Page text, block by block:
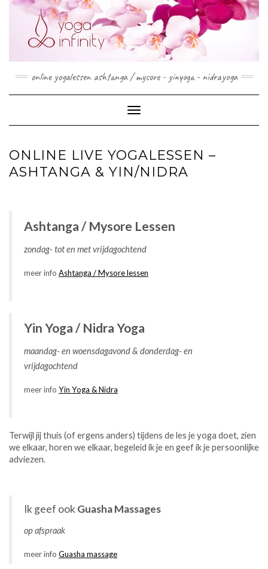
Doorgaan
online yogalessen ashtanga / mysore - yinyoga - nidrayoga
Toggle navigatie
ONLINE LIVE YOGALESSEN –
ASHTANGA & YIN/NIDRA
Ashtanga / Mysore Lessen
zondag- tot en met vrijdagochtend
meer info Ashtanga / Mysore lessen
Yin Yoga / Nidra Yoga
maandag- en woensdagavond & donderdag- en
vrijdagochtend
meer info Yin Yoga & Nidra
Terwijl jij thuis (of ergens anders) tijdens de les je yoga doet, zien
we elkaar, horen we elkaar, begeleid ik je en geef ik je persoonlijke
adviezen.
Ik geef ookGuasha Massages
op afspraak
meer info Guasha massage